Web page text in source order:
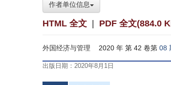
作者单位信息
HTML 全文 PDF 全文(884.0
外国经济与管理 2020 年 第 42 卷第 08
出版日期：2020年8月1日